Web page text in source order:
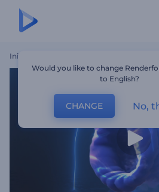
Inicio
Would you like to change
to English?
CHANGE No,